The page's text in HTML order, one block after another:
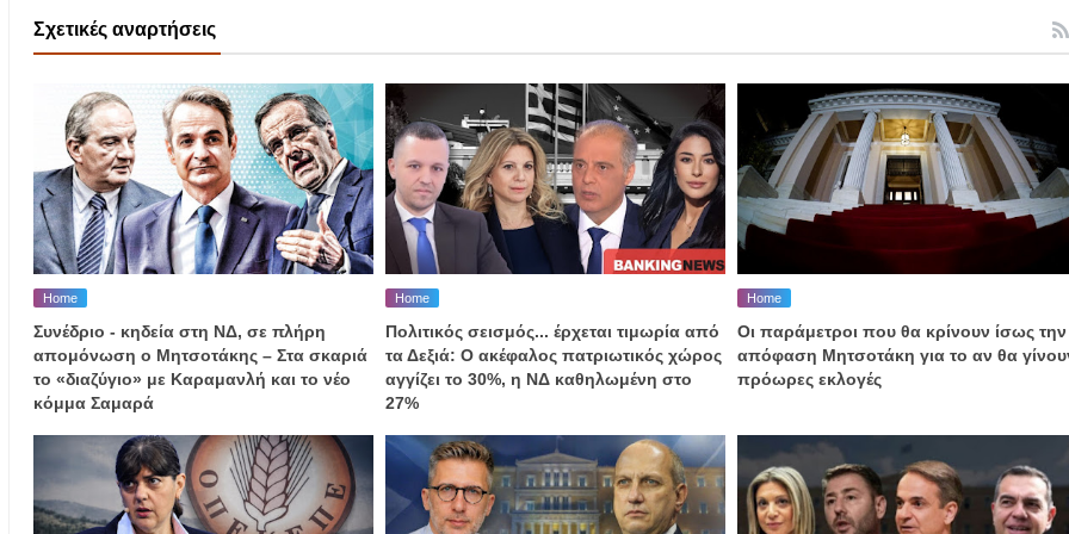
Σχετικές αναρτήσεις
Home
Συνέδριο - κηδεία στη ΝΔ, σε πλήρη
απομόνωση ο Μητσοτάκης – Στα σκαριά
το «διαζύγιο» με Καραμανλή και το νέο
κόμμα Σαμαρά
Home
Πολιτικός σεισμός... έρχεται τιμωρία από
τα Δεξιά: Ο ακέφαλος πατριωτικός χώρος
αγγίζει το 30%, η ΝΔ καθηλωμένη στο
27%
Home
Οι παράμετροι που θα κρίνουν ίσως την
απόφαση Μητσοτάκη για το αν θα
πρόωρες εκλογές